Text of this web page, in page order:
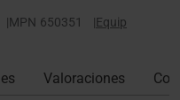
|MPN 650351 |Equip
Valoraciones